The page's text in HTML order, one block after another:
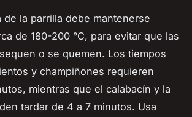
de la parrilla debe mantenerse
de 180-200 °C, para evitar que las
o se quemen. Los tiempos
y champiñones requieren
mientras que el calabacín y la
tardar de 4 a 7 minutos. Usa